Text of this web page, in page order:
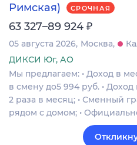
Римская)
СРОЧНАЯ
63 327–89 924 ₽
05 августа 2026 Москва
ДИКСИ Юг, АО
Мы предлагаем: • Доход в
в смену до5 994 руб. • Доход
2 раза в месяц; • Сменный
рядом с домом; •